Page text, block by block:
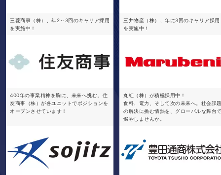
三菱商事（株）、年2～3回のキャリア採用
を実施中！
三井物産（株）、年に3回のキャリア採用
を実施中！
400年の事業精神を胸に、未来へ挑む。住
友商事（株）が各ユニットでポジションを
オープンさせています！
丸紅（株）が積極採用中！
食料、電力、そして次の未来へ。社会課
の解決に挑む情熱を、グローバルな舞台
燃やしませんか。